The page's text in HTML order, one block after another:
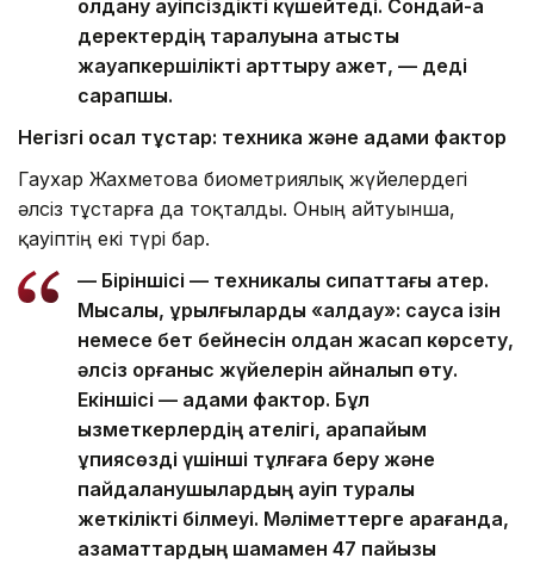
қолдану қауіпсіздікті күшейтеді. Сондай-ақ
деректердің таралуына қатысты
жауапкершілікті арттыру қажет, — деді
сарапшы.
Негізгі осал тұстар: техника және адами фактор
Гаухар Жахметова биометриялық жүйелердегі
әлсіз тұстарға да тоқталды. Оның айтуынша,
қауіптің екі түрі бар.
— Біріншісі — техникалық сипаттағы қатер.
Мысалы, құрылғыларды «алдау»: саусақ ізін
немесе бет бейнесін қолдан жасап көрсету,
әлсіз қорғаныс жүйелерін айналып өту.
Екіншісі — адами фактор. Бұл
қызметкерлердің қателігі, қарапайым
құпиясөзді үшінші тұлғаға беру және
пайдаланушылардың қауіп туралы
жеткілікті білмеуі. Мәліметтерге қарағанда,
азаматтардың шамамен 47 пайызы